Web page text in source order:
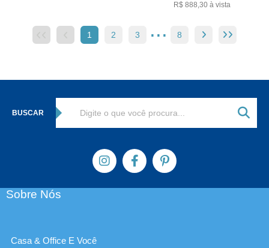
R$ 888,30à vista
1 2 3 4 7
... 8
BUSCAR
Sobre Nós
Casa & Office E Você